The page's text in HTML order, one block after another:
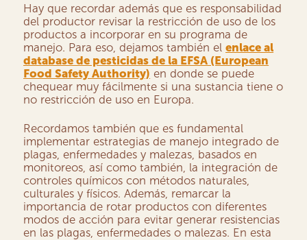
Hay que recordar además que es responsabilidad
del productor revisar la restricción de uso de los
productos a incorporar en su programa de
manejo. Para eso, dejamos también elenlace al
database de pesticidas de la EFSA (European
Food Safety Authority) en donde se puede
chequear muy fácilmente si una sustancia tiene o
no restricción de uso en Europa.
Recordamos también que es fundamental
implementar estrategias de manejo integrado de
plagas, enfermedades y malezas, basados en
monitoreos, así como también, la integración de
controles químicos con métodos naturales,
culturales y físicos. Además, remarcar la
importancia de rotar productos con diferentes
modos de acción para evitar generar resistencias
en las plagas, enfermedades o malezas. En esta